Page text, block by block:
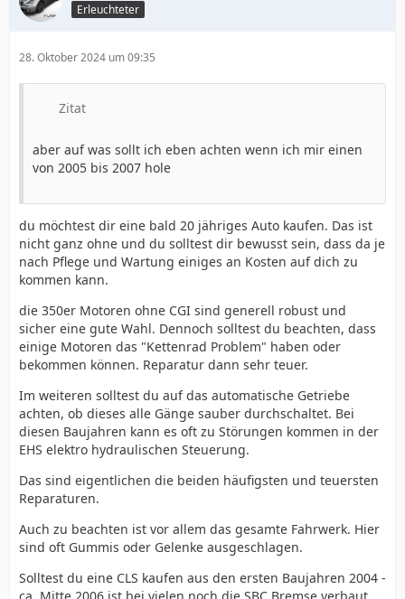
Erleuchteter
28. Oktober 2024 um 09:35
Zitat
aber auf was sollt ich eben achten wenn ich mir einen
von 2005 bis 2007 hole
du möchtest dir eine bald 20 jähriges Auto kaufen. Das ist
nicht ganz ohne und du solltest dir bewusst sein, dass da je
nach Pflege und Wartung einiges an Kosten auf dich zu
kommen kann.
die 350er Motoren ohne CGI sind generell robust und
sicher eine gute Wahl. Dennoch solltest du beachten, dass
einige Motoren das "Kettenrad Problem" haben oder
bekommen können. Reparatur dann sehr teuer.
Im weiteren solltest du auf das automatische Getriebe
achten, ob dieses alle Gänge sauber durchschaltet. Bei
diesen Baujahren kann es oft zu Störungen kommen in der
EHS elektro hydraulischen Steuerung.
Das sind eigentlichen die beiden häufigsten und teuersten
Reparaturen.
Auch zu beachten ist vor allem das gesamte Fahrwerk. Hier
sind oft Gummis oder Gelenke ausgeschlagen.
Solltest du eine CLS kaufen aus den ersten Baujahren 2004 -